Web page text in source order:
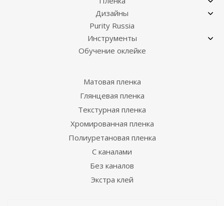
Дизайны
Purity Russia
Инструменты
Обучение оклейке
Матовая пленка
Глянцевая пленка
Текстурная пленка
Хромированная пленка
Полиуретановая пленка
С каналами
Без каналов
Экстра клей